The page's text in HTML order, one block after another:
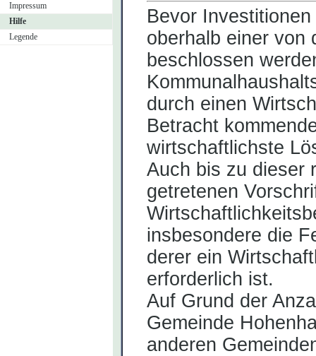
Impressum
Hilfe
Legende
Bevor
oberhalb einer von
beschlossen
durch einen
Betracht
wirtschaftlichste
Auch bis zu dieser
getretenen
insbesondere die
derer ein
erforderlich ist.
Auf Grund der
Gemeinde
anderen